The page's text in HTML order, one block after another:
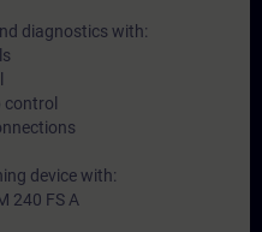
diagnostics with:
device with:
240 FS A